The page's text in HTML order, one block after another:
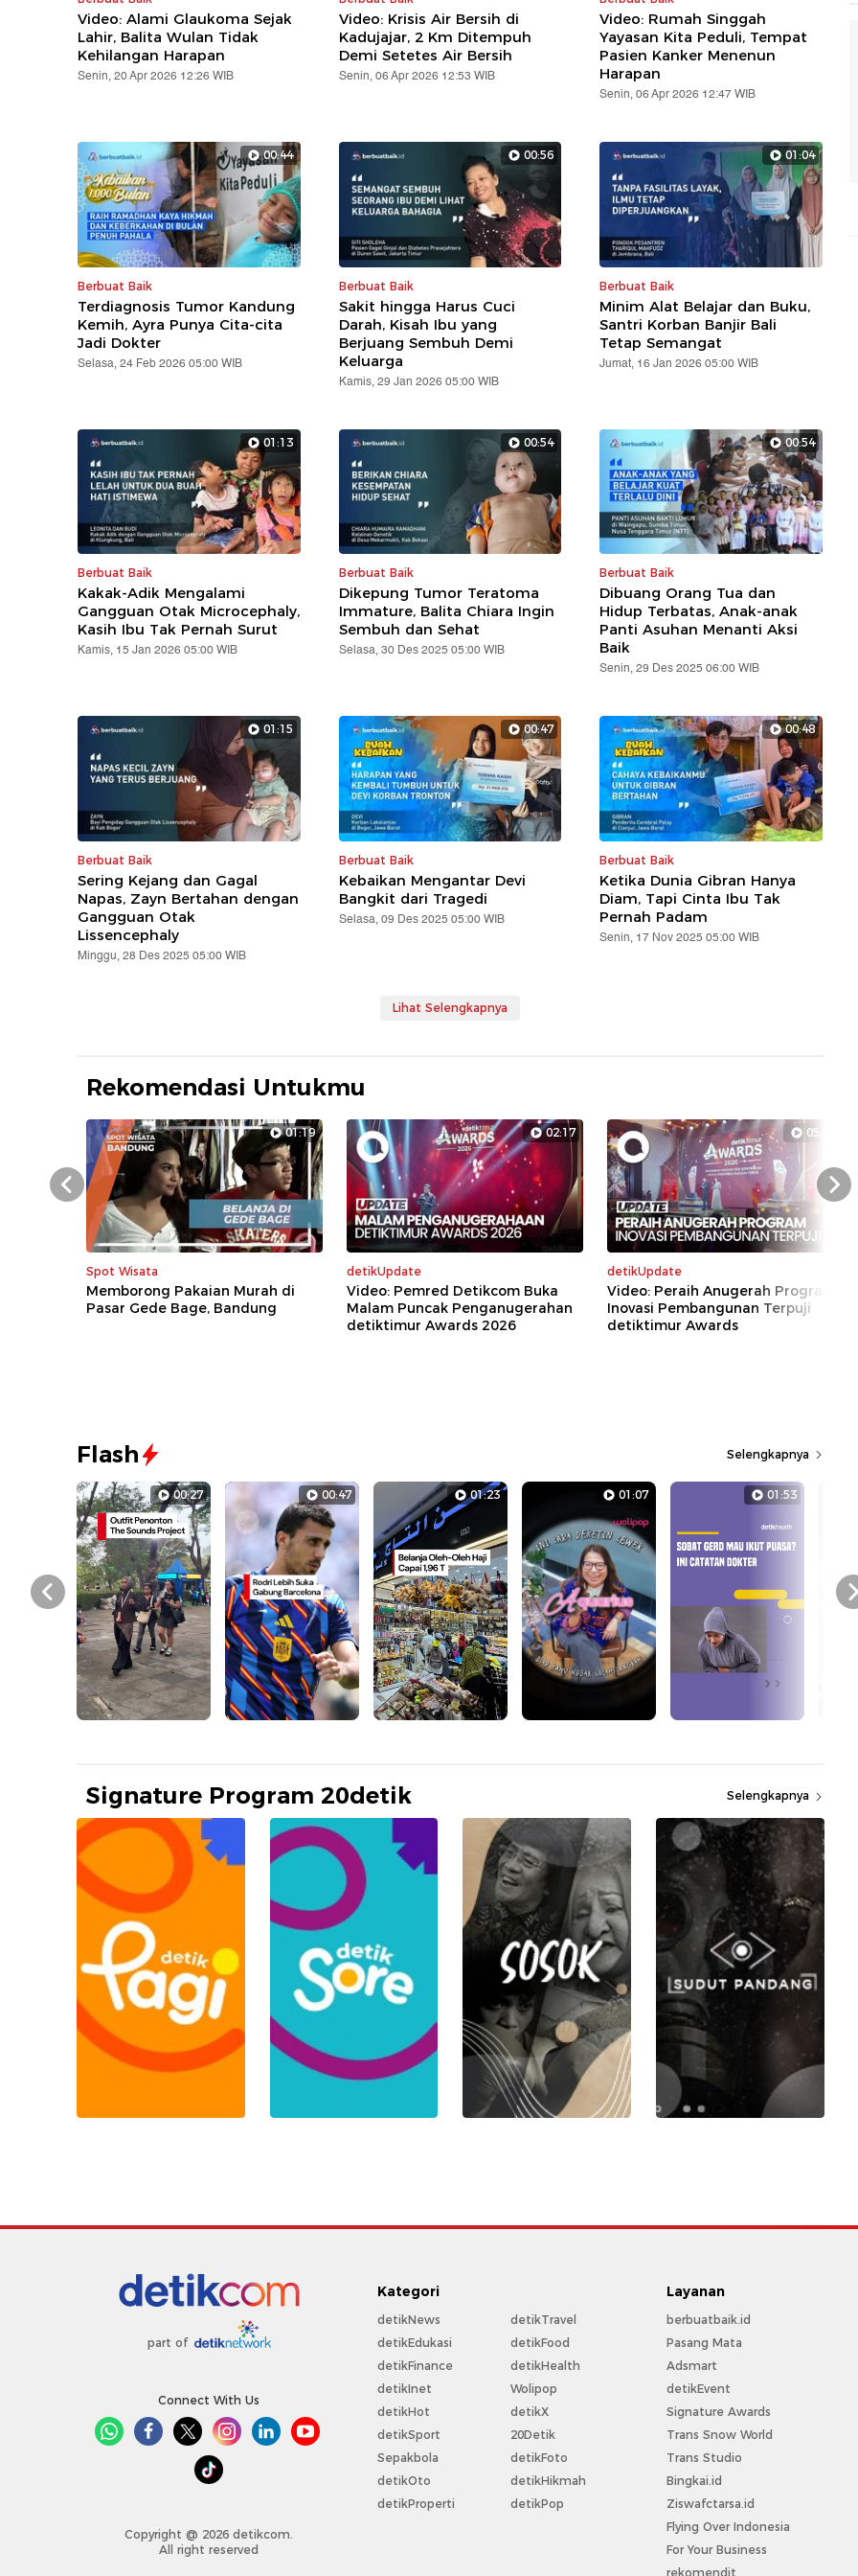
Video: Alami Glaukoma Sejak
Lahir, Balita Wulan Tidak
Kehilangan Harapan
Senin, 20 Apr 2026 12:26 WIB
Video: Krisis Air Bersih di
Kadujajar, 2 Km Ditempuh
Demi Setetes Air Bersih
Senin, 06 Apr 2026 12:53 WIB
Video: Rumah Singgah
Yayasan Kita Peduli, Tempat
Pasien Kanker Menenun
Harapan
Senin, 06 Apr 2026 12:47 WIB
00:44
Berbuat Baik
Terdiagnosis Tumor Kandung
Kemih, Ayra Punya Cita-cita
Jadi Dokter
Selasa, 24 Feb 2026 05:00 WIB
00:56
Berbuat Baik
Sakit hingga Harus Cuci
Darah, Kisah Ibu yang
Berjuang Sembuh Demi
Keluarga
Kamis, 29 Jan 2026 05:00 WIB
01:04
Berbuat Baik
Minim Alat Belajar dan Buku,
Santri Korban Banjir Bali
Tetap Semangat
Jumat, 16 Jan 2026 05:00 WIB
01:13
Berbuat Baik
Kakak-Adik Mengalami
Gangguan Otak Microcephaly,
Kasih Ibu Tak Pernah Surut
Kamis, 15 Jan 2026 05:00 WIB
00:54
Berbuat Baik
Dikepung Tumor Teratoma
Immature, Balita Chiara Ingin
Sembuh dan Sehat
Selasa, 30 Des 2025 05:00 WIB
00:54
Berbuat Baik
Dibuang Orang Tua dan
Hidup Terbatas, Anak-anak
Panti Asuhan Menanti Aksi
Baik
Senin, 29 Des 2025 06:00 WIB
01:15
Berbuat Baik
Sering Kejang dan Gagal
Napas, Zayn Bertahan dengan
Gangguan Otak
Lissencephaly
Minggu, 28 Des 2025 05:00 WIB
00:47
Berbuat Baik
Kebaikan Mengantar Devi
Bangkit dari Tragedi
Selasa, 09 Des 2025 05:00 WIB
00:48
Berbuat Baik
Ketika Dunia Gibran Hanya
Diam, Tapi Cinta Ibu Tak
Pernah Padam
Senin, 17 Nov 2025 05:00 WIB
Lihat Selengkapnya
Rekomendasi Untukmu
01:19
Spot Wisata
Memborong Pakaian Murah di
Pasar Gede Bage, Bandung
02:17
detikUpdate
Video: Pemred Detikcom Buka
Malam Puncak Penganugerahan
detiktimur Awards 2026
05:29
detikUpdate
Video: Peraih Anugerah Program
Inovasi Pembangunan Terpuji
detiktimur Awards
Prev Next
Flash Selengkapnya
00:27 00:47 01:23 01:07 01:53
Prev
Signature Program 20detik Selengkapnya
part of
Connect With Us
Copyright @ 2026 detikcom.
All right reserved
Kategori
detikNews
detikEdukasi
detikFinance
detikInet
detikHot
detikSport
Sepakbola
detikOto
detikProperti
detikTravel
detikFood
detikHealth
Wolipop
detikX
20Detik
detikFoto
detikHikmah
detikPop
Layanan
berbuatbaik.id
Pasang Mata
Adsmart
detikEvent
Signature Awards
Trans Snow World
Trans Studio
Bingkai.id
Ziswafctarsa.id
Flying Over Indonesia
For Your Business
rekomendit